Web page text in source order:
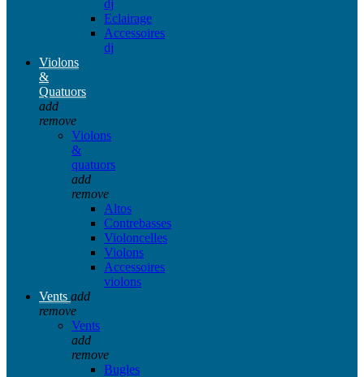
dj
Eclairage
Accessoires
dj
Violons
&
Quatuors
add
remove
Violons
&
quatuors
add
remove
Altos
Contrebasses
Violoncelles
Violons
Accessoires
violons
Vents add
remove
Vents
add
remove
Bugles